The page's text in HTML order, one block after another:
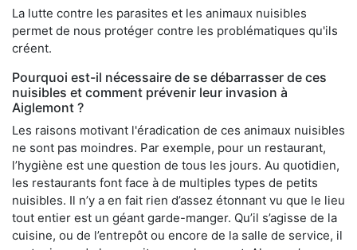
La lutte contre les parasites et les animaux nuisibles
permet de nous protéger contre les problématiques qu'ils
créent.
Pourquoi est-il nécessaire de se débarrasser de ces
nuisibles et comment prévenir leur invasion à
Aiglemont ?
Les raisons motivant l'éradication de ces animaux nuisibles
ne sont pas moindres. Par exemple, pour un restaurant,
l’hygiène est une question de tous les jours. Au quotidien,
les restaurants font face à de multiples types de petits
nuisibles. Il n’y a en fait rien d’assez étonnant vu que le lieu
tout entier est un géant garde-manger. Qu’il s’agisse de la
cuisine, ou de l’entrepôt ou encore de la salle de service, il